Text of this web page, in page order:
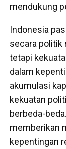
mendukung
Indonesia
secara politik
tetapi
dalam
akumulasi
kekuatan
berbeda-
memberikan
kepentingan